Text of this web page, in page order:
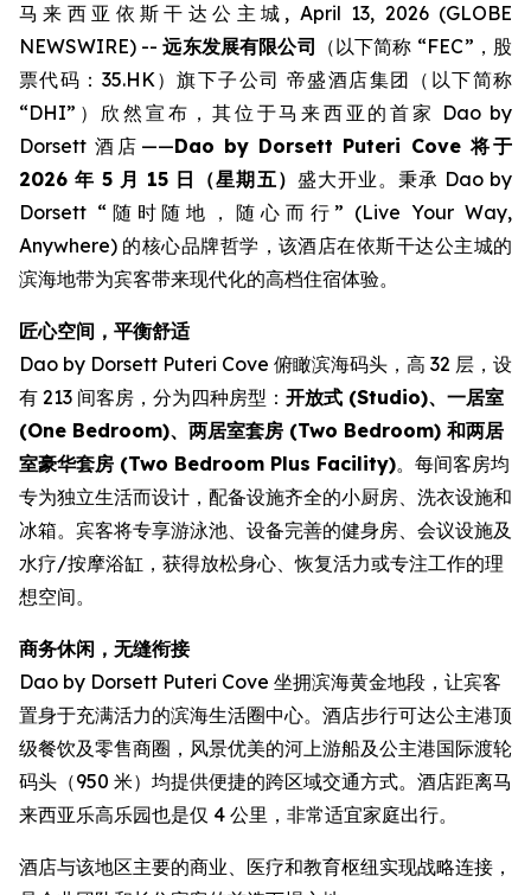
马来西亚依斯干达公主城, April 13, 2026 (GLOBE
NEWSWIRE) --远东发展有限公司
（以下简称 “FEC”，股
票代码：35.HK）旗下子公司 帝盛酒店集团（以下简称
“DHI”）欣然宣布，其位于马来西亚的首家 Dao by
Dorsett 酒店——Dao by Dorsett Puteri Cove 将于
2026 年 5 月 15 日（星期五） 盛大开业。秉承 Dao by
Dorsett “随时随地，随心而行” (Live Your Way,
Anywhere) 的核心品牌哲学，该酒店在依斯干达公主城的
滨海地带为宾客带来现代化的高档住宿体验。
匠心空间，平衡舒适
Dao by Dorsett Puteri Cove 俯瞰滨海码头，高 32 层，设
有 213 间客房，分为四种房型： 开放式 (Studio)、一居室
(One Bedroom)、两居室套房 (Two Bedroom) 和两居
室豪华套房 (Two Bedroom Plus Facility)。每间客房均
专为独立生活而设计，配备设施齐全的小厨房、洗衣设施和
冰箱。宾客将专享游泳池、设备完善的健身房、会议设施及
水疗/按摩浴缸，获得放松身心、恢复活力或专注工作的理
想空间。
商务休闲，无缝衔接
Dao by Dorsett Puteri Cove 坐拥滨海黄金地段，让宾客
置身于充满活力的滨海生活圈中心。酒店步行可达公主港顶
级餐饮及零售商圈，风景优美的河上游船及公主港国际渡轮
码头（950 米）均提供便捷的跨区域交通方式。酒店距离马
来西亚乐高乐园也是仅 4 公里，非常适宜家庭出行。
酒店与该地区主要的商业、医疗和教育枢纽实现战略连接，